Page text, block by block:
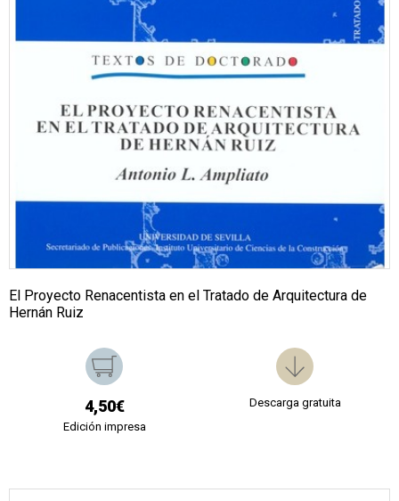
El Proyecto Renacentista en el Tratado de Arquitectura de
Hernán Ruiz
4,50€
Edición impresa
Descarga gratuita